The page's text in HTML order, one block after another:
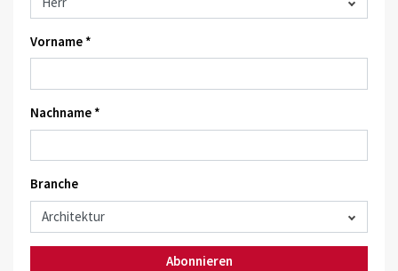
Vorname *
Nachname *
Branche
Abonnieren